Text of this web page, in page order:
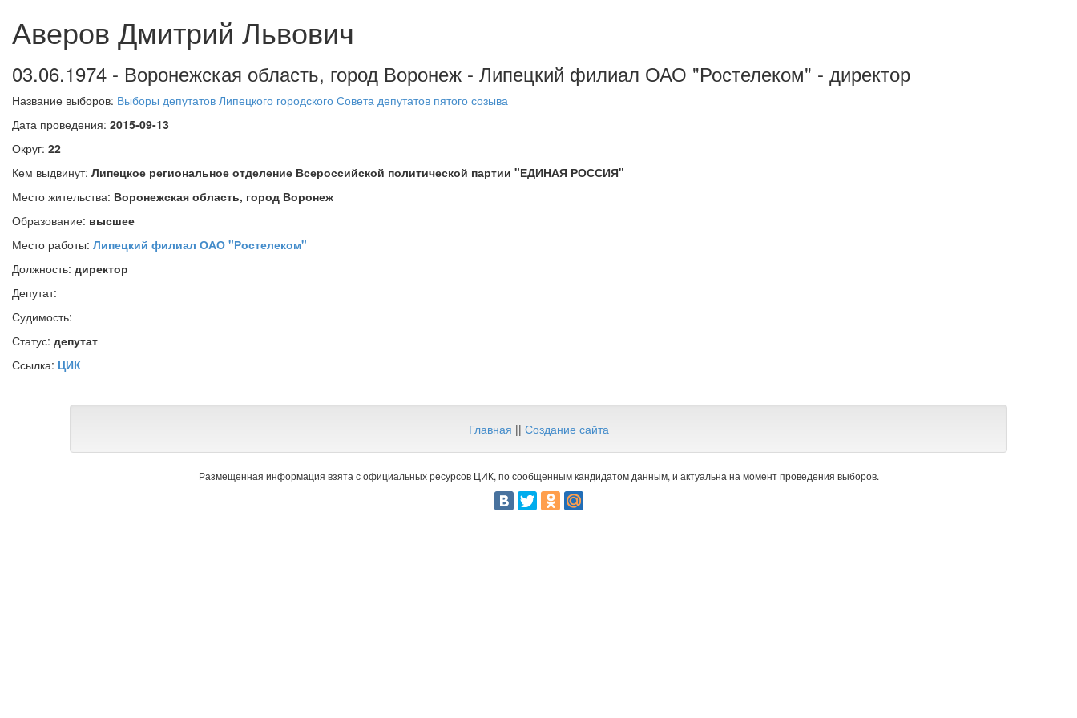
Аверов Дмитрий Львович
03.06.1974 - Воронежская область, город Воронеж - Липецкий филиал ОАО "Ростелеком" - директор
Название выборов: Выборы депутатов Липецкого городского Совета депутатов пятого созыва
Дата проведения: 2015-09-13
Округ: 22
Кем выдвинут: Липецкое региональное отделение Всероссийской политической партии "ЕДИНАЯ РОССИЯ"
Место жительства: Воронежская область, город Воронеж
Образование: высшее
Место работы: Липецкий филиал ОАО "Ростелеком"
Должность: директор
Депутат:
Судимость:
Статус: депутат
Ссылка: ЦИК
Главная || Создание сайта
Размещенная информация взята с официальных ресурсов ЦИК, по сообщенным кандидатом данным, и актуальна на момент проведения выборов.